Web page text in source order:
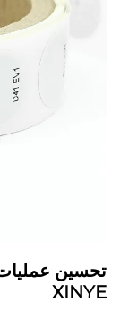
XINYE